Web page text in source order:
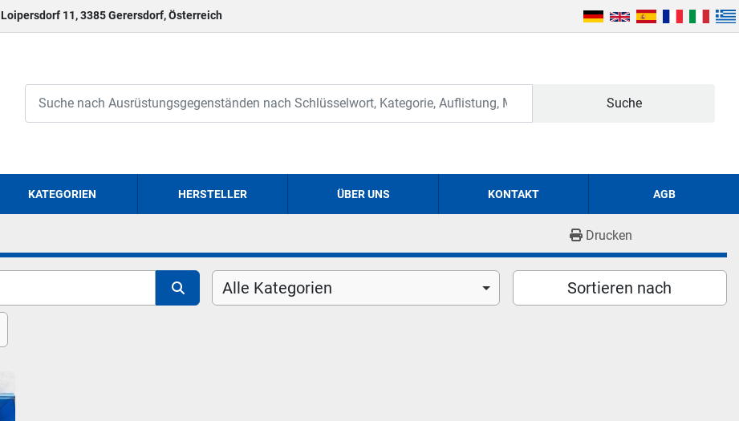
Loipersdorf 11, 3385 Gerersdorf, Österreich
Suche
KATEGORIEN HERSTELLER ÜBER UNS KONTAKT AGB
Drucken
Alle Kategorien Sortieren nach